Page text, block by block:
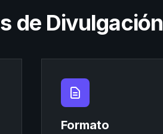
de Divulgación
Formato